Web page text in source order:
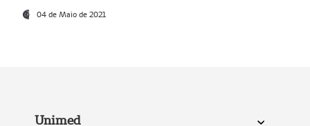
04 de Maio de 2021
Unimed